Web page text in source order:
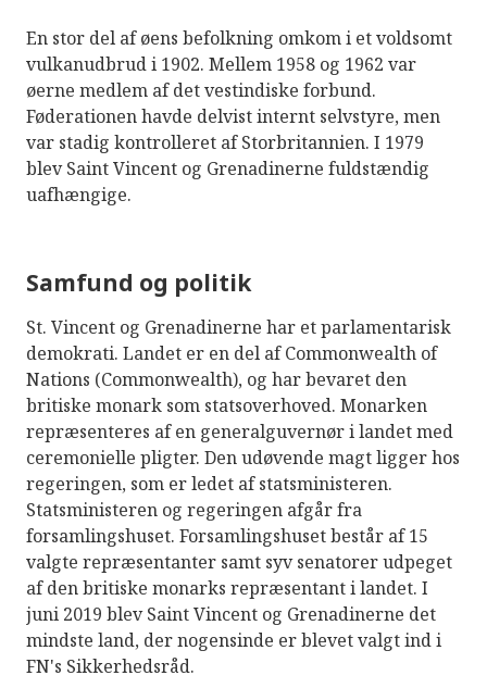
En stor del af øens befolkning omkom i et voldsomt
vulkanudbrud i 1902. Mellem 1958 og 1962 var
øerne medlem af det vestindiske forbund.
Føderationen havde delvist internt selvstyre, men
var stadig kontrolleret af Storbritannien. I 1979
blev Saint Vincent og Grenadinerne fuldstændig
uafhængige.
Samfund og politik
St. Vincent og Grenadinerne har et parlamentarisk
demokrati. Landet er en del af Commonwealth of
Nations (Commonwealth), og har bevaret den
britiske monark som statsoverhoved. Monarken
repræsenteres af en generalguvernør i landet med
ceremonielle pligter. Den udøvende magt ligger hos
regeringen, som er ledet af statsministeren.
Statsministeren og regeringen afgår fra
forsamlingshuset. Forsamlingshuset består af 15
valgte repræsentanter samt syv senatorer udpeget
af den britiske monarks repræsentant i landet. I
juni 2019 blev Saint Vincent og Grenadinerne det
mindste land, der nogensinde er blevet valgt ind i
FN's Sikkerhedsråd.